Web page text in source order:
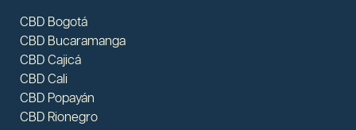
CBD Bogotá
CBD Bucaramanga
CBD Cajicá
CBD Cali
CBD Popayán
CBD Rionegro